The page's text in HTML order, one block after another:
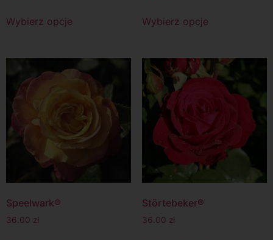
Wybierz opcje Wybierz opcje
Speelwark®
36.00 zł
Störtebeker®
36.00 zł